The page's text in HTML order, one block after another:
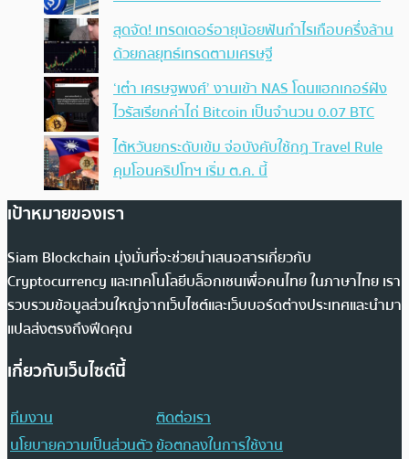
สุดจัด! เทรดเดอร์อายุน้อยฟันกำไรเกือบครึ่งล้าน
ด้วยกลยุทธ์เทรดตามเศรษฐี
‘เต๋า เศรษฐพงศ์’ งานเข้า NAS โดนแฮกเกอร์ฝัง
ไวรัสเรียกค่าไถ่ Bitcoin เป็นจำนวน 0.07 BTC
ไต้หวันยกระดับเข้ม จ่อบังคับใช้กฏ Travel Rule
คุมโอนคริปโทฯ เริ่ม ต.ค. นี้
เป้าหมายของเรา
Siam Blockchain มุ่งมั่นที่จะช่วยนำเสนอสารเกี่ยวกับ
Cryptocurrency และเทคโนโลยีบล็อกเชนเพื่อคนไทย ในภาษาไทย เรา
รวบรวมข้อมูลส่วนใหญ่จากเว็บไซต์และเว็บบอร์ดต่างประเทศและนำมา
แปลส่งตรงถึงฟีดคุณ
เกี่ยวกับเว็บไซต์นี้
ทีมงาน
ติดต่อเรา
นโยบายความเป็นส่วนตัวข้อตกลงในการใช้งาน